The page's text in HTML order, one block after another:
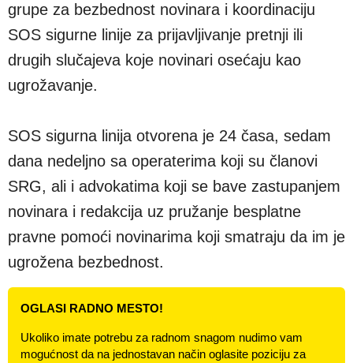
grupe za bezbednost novinara i koordinaciju
SOS sigurne linije za prijavljivanje pretnji ili
drugih slučajeva koje novinari osećaju kao
ugrožavanje.
SOS sigurna linija otvorena je 24 časa, sedam
dana nedeljno sa operaterima koji su članovi
SRG, ali i advokatima koji se bave zastupanjem
novinara i redakcija uz pružanje besplatne
pravne pomoći novinarima koji smatraju da im je
ugrožena bezbednost.
OGLASI RADNO MESTO!
Ukoliko imate potrebu za radnom snagom nudimo vam
mogućnost da na jednostavan način oglasite poziciju za